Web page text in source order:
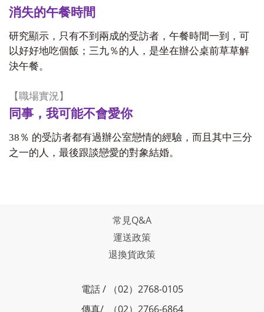
消失的午餐時間
研究顯示，只有不到兩成的受訪者，午餐時間一到，可
以好好地吃個飯；三九％的人，是坐在辦公桌前草草解
決午餐。
【職場實況】
同事，我可能不會愛你
38 ％ 的受訪者都有過辦公室戀情的經驗，而且其中三分
之一的人，最後跟談戀愛的對象結婚。
常見Q&A
運送政策
退換貨政策
電話 / （02）2768-0105
傳真/ （02）2766-6864